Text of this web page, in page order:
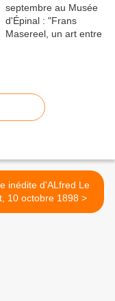
inédite d'ALfred Le
Petit, 10 octobre 1898 >